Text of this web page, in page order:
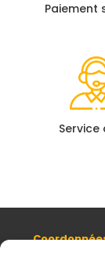
Paiement
Service